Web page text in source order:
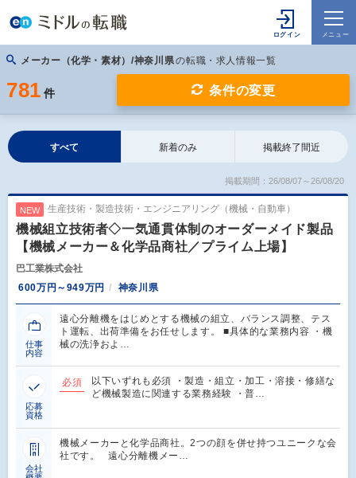
メーカー（化学・素材）/神奈川県の転職・求人情報一覧
781 件 条件の変更
すべて 新着のみ 掲載終了間近
掲載期間：26/08/07～26/08/20
NEW 生産技術・製造技術・エンジニアリング（機械・自動車）
機械組立技術者◇一気通貫体制のオーダーメイド製品
【機械メーカー＆化学品商社／プライム上場】
巴工業株式会社
600万円～949万円
神奈川県
仕事
内容
遠心分離機をはじめとする機械の組立、バランス調整、テス
ト運転、出荷準備をお任せします。 ■具体的な業務内容 ・機
械の洗浄およ…
応募
資格
必須
以下いずれも必須 ・製造・組立・加工・溶接・修繕な
ど機械製造に関連する業務経験 ・普…
会社
機械メーカーと化学品商社。2つの顔を併せ持つユニークな会
社です。 遠心分離機メー…